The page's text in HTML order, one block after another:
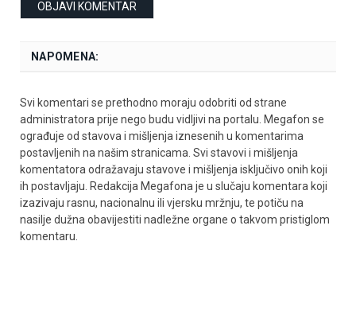
NAPOMENA:
Svi komentari se prethodno moraju odobriti od strane
administratora prije nego budu vidljivi na portalu. Megafon se
ograđuje od stavova i mišljenja iznesenih u komentarima
postavljenih na našim stranicama. Svi stavovi i mišljenja
komentatora odražavaju stavove i mišljenja isključivo onih koji
ih postavljaju. Redakcija Megafona je u slučaju komentara koji
izazivaju rasnu, nacionalnu ili vjersku mržnju, te potiču na
nasilje dužna obavijestiti nadležne organe o takvom pristiglom
komentaru.